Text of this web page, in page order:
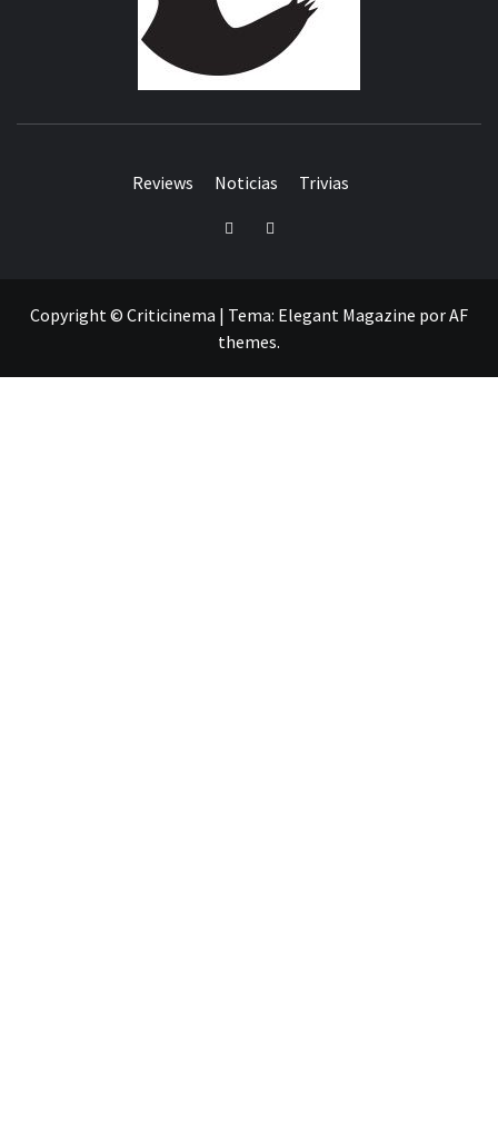
Reviews Noticias Trivias
TwitterFacebook
Copyright © Criticinema | Tema: Elegant Magazine porAF
themes.